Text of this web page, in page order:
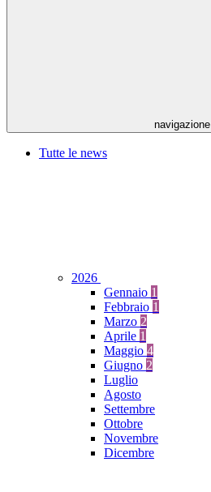
navigazione
Tutte le news
2026
Gennaio 1
Febbraio 1
Marzo 2
Aprile 1
Maggio 4
Giugno 2
Luglio
Agosto
Settembre
Ottobre
Novembre
Dicembre